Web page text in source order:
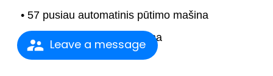
Leave a message
• 57 pusiau automatinis pūtimo mašina
• 58 įpurškimo liejimo mašina